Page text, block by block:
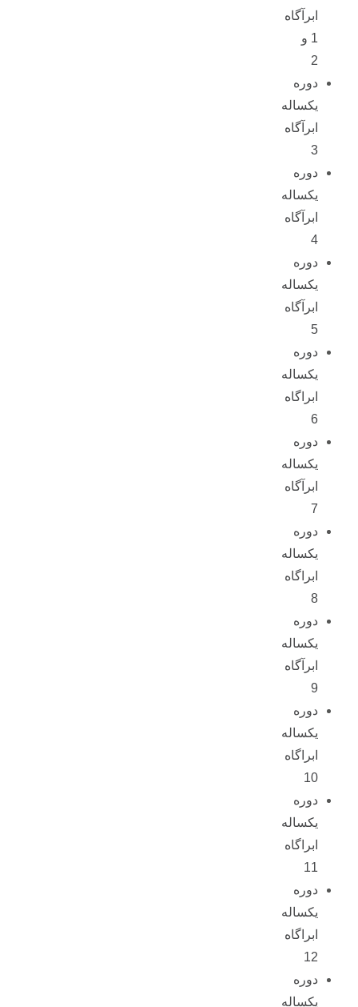
ابرآگاه
دوره
یکساله
ابرآگاه
دوره
یکساله
ابرآگاه
دوره
یکساله
ابرآگاه
دوره
یکساله
ابراگاه
دوره
یکساله
ابرآگاه
دوره
یکساله
ابراگاه
دوره
یکساله
ابرآگاه
دوره
یکساله
ابراگاه
دوره
یکساله
ابراگاه
دوره
یکساله
ابراگاه
دوره
یکساله